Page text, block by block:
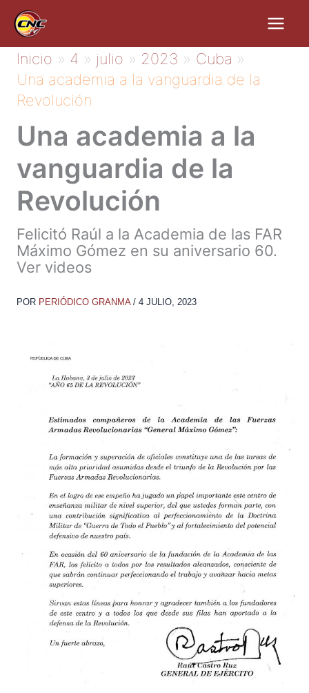
contenido
Inicio 4 julio 2023
Cuba
Una academia a la vanguardia de la
Revolución
Una academia a la
vanguardia de la
Revolución
Felicitó Raúl a la Academia de las FAR
Máximo Gómez en su aniversario 60.
Ver videos
POR PERIÓDICO GRANMA / 4 JULIO, 2023